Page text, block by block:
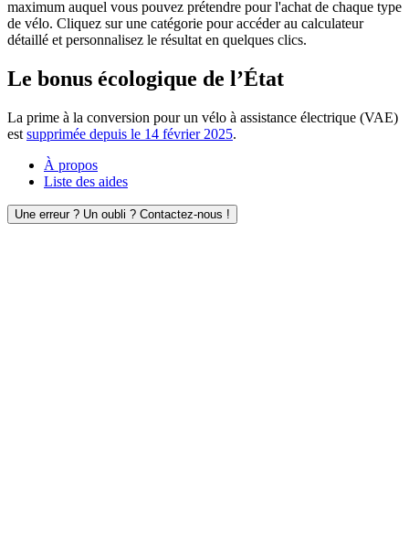
maximum auquel vous pouvez prétendre pour l'achat de chaque type
de vélo. Cliquez sur une catégorie pour accéder au calculateur
détaillé et personnalisez le résultat en quelques clics.
Le bonus écologique de l’État
La prime à la conversion pour un vélo à assistance électrique (VAE)
est supprimée depuis le 14 février 2025.
À propos
Liste des aides
Une erreur ? Un oubli ? Contactez-nous !